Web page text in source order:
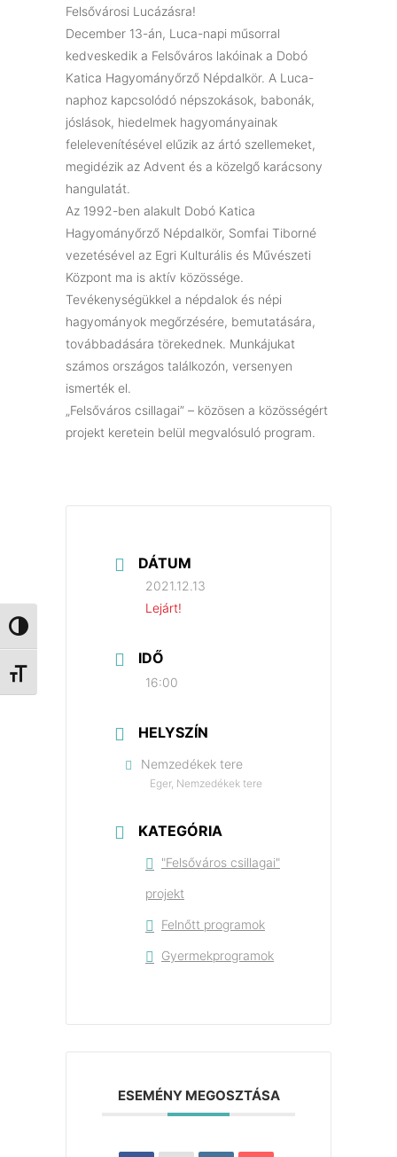
Nagy kontraszt váltása
Betűméret váltása
Felsővárosi Lucázásra!
December 13-án, Luca-napi műsorral
kedveskedik a Felsőváros lakóinak a Dobó
Katica Hagyományőrző Népdalkör. A Luca-
naphoz kapcsolódó népszokások, babonák,
jóslások, hiedelmek hagyományainak
felelevenítésével elűzik az ártó szellemeket,
megidézik az Advent és a közelgő karácsony
hangulatát.
Az 1992-ben alakult Dobó Katica
Hagyományőrző Népdalkör, Somfai Tiborné
vezetésével az Egri Kulturális és Művészeti
Központ ma is aktív közössége.
Tevékenységükkel a népdalok és népi
hagyományok megőrzésére, bemutatására,
továbbadására törekednek. Munkájukat
számos országos találkozón, versenyen
ismerték el.
„Felsőváros csillagai” – közösen a közösségért
projekt keretein belül megvalósuló program.
DÁTUM
2021.12.13
Lejárt!
IDŐ
16:00
HELYSZÍN
Nemzedékek tere
Eger, Nemzedékek tere
KATEGÓRIA
"Felsőváros csillagai"
projekt
Felnőtt programok
Gyermekprogramok
ESEMÉNY MEGOSZTÁSA